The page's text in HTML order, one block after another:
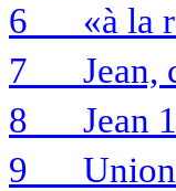
6
«à la
7
Jean,
8
Jean
9